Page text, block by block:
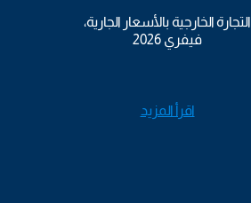
التجارة الخارجية بالأسعار الجارية،
فيفري 2026
اقرأ المزيد